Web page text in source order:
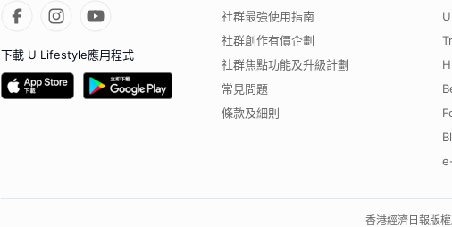
下載 U Lifestyle應用程式
社群最強使用指南
社群創作有價企劃
社群焦點功能及升級計劃
常見問題
條款及細則
香港經濟日報版